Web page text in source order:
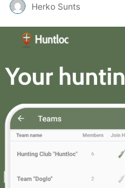
Herko Sunts